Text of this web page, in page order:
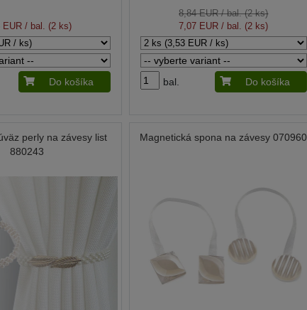
EUR / bal. (2 ks)
Do košíka
8,84 EUR/ bal. (2 ks)
7,07 EUR / bal. (2 ks)
bal. Do košíka
perly na závesy list
880243
Magnetická spona na závesy 070960